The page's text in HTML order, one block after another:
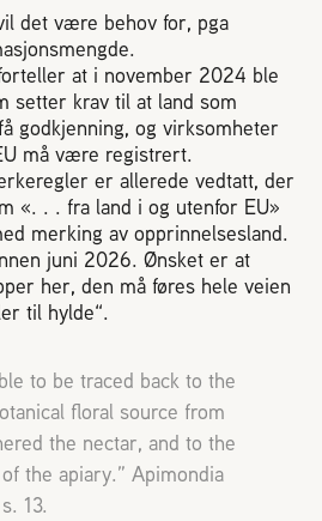
det være behov for, pga
at i november 2024 ble
setter krav til at land som
godkjenning, og virksomheter
må være registrert.
er allerede vedtatt, der
«. . . fra land i og utenfor EU»
merking av opprinnelsesland.
juni 2026. Ønsket er at
her, den må føres hele veien
til hylde“.
to be traced back to the
floral source from
the nectar, and to the
the apiary.” Apimondia
13.